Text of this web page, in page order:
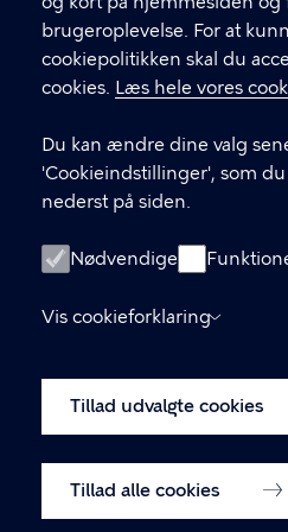
brugeroplevelse. For at
cookiepolitikken skal du
cookies. Læs hele vores
Du kan ændre dine valg
'Cookieindstillinger', som
nederst på siden.
Nødvendige
Vis cookieforklaring
Tillad udvalgte cookies
Tillad alle cookies
GENVEJE
Digital Post
Databeskyttelse
Om hjemmesiden
Cookiepolitik